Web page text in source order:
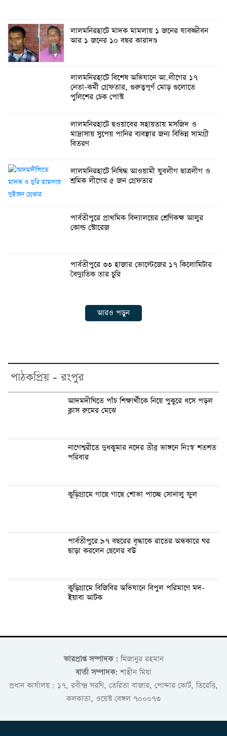
লালমনিরহাটে মাদক মামলায় ১ জনের যাবজ্জীবন
আর ১ জনের ১০ বছর কারাদণ্ড
লালমনিরহাটে বিশেষ অভিযানে আ.লীগের ১৭
নেতা-কর্মী গ্রেফতার, গুরুত্বপূর্ণ মোড় গুলোতে
পুলিশের চেক পোস্ট
লালমনিরহাটে ছওয়াবের সহায়তায় মসজিদ ও
মাদ্রাসায় সুপেয় পানির ব্যবস্থার জন্য বিভিন্ন সামগ্রী
বিতরণ
লালমনিরহাটে নিষিদ্ধ আওয়ামী যুবলীগ ছাত্রলীগ ও
শ্রমিক লীগের ৫ জন গ্রেফতার
পার্বতীপুরে প্রাথমিক বিদ্যালয়ের শ্রেণিকক্ষ আলুর
কোল্ড স্টোরেজ
পার্বতীপুরে ৩৩ হাজার ভোল্টেজের ১৭ কিলোমিটার
বৈদ্যুতিক তার চুরি
আরও পড়ুন
পাঠকপ্রিয় - রংপুর
আদমদীঘিতে পাঁচ শিক্ষার্থীকে নিয়ে পুকুরে ধসে পড়ল
ক্লাস রুমের মেঝে
নাগেশ্বরীতে দুধকুমার নদের তীব্র ভাঙ্গনে নিঃস্ব শতশত
পরিবার
কুড়িগ্রামে গাছে গাছে শোভা পাচ্ছে সোনালু ফুল
পার্বতীপুরে ৯৭ বছরের বৃদ্ধাকে রাতের অন্ধকারে ঘর
ছাড়া করলেন ছেলের বউ
কুড়িগ্রামে বিজিবির অভিযানে বিপুল পরিমাণে মদ-
ইয়াবা আটক
ভারপ্রাপ্ত সম্পাদক :মিজানুর রহমান
বার্তা সম্পাদক: শাহীন মিয়া
প্রধান কার্যালয় : ১৭, রবীন্দ্র সরণি, তেরিতা বাজার, পোদ্দার কোর্ট, তিরেত্তি,
কলকাতা, ওয়েস্ট বেঙ্গল ৭০০০৭৩